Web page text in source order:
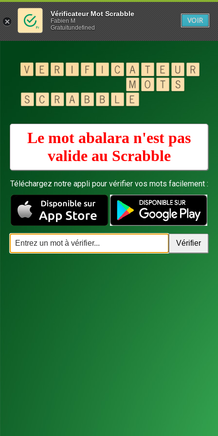
Le mot abalara n'est pas
valide au Scrabble
Téléchargez notre appli pour vérifier vos mots facilement :
Vérificateur Mot Scrabble
Fabien M
Gratuitundefined
VOIR